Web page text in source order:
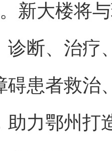
新大楼将
诊断、治疗
碍患者救治
助力鄂州